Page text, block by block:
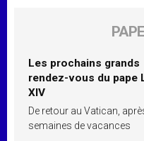
Les prochains grands
rendez-vous du pape
XIV
De retour au Vatican,
semaines de vacances